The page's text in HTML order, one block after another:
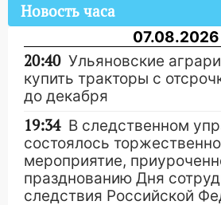
Новость часа
07.08.2026
20:40 Ульяновские
купить тракторы с
до декабря
19:34 В следственном
состоялось
мероприятие,
празднованию Дня
следствия Российской